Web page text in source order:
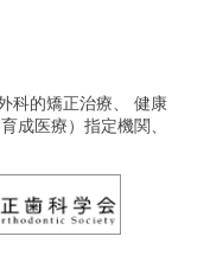
科的矯正治療、 健康
成医療）指定機関、